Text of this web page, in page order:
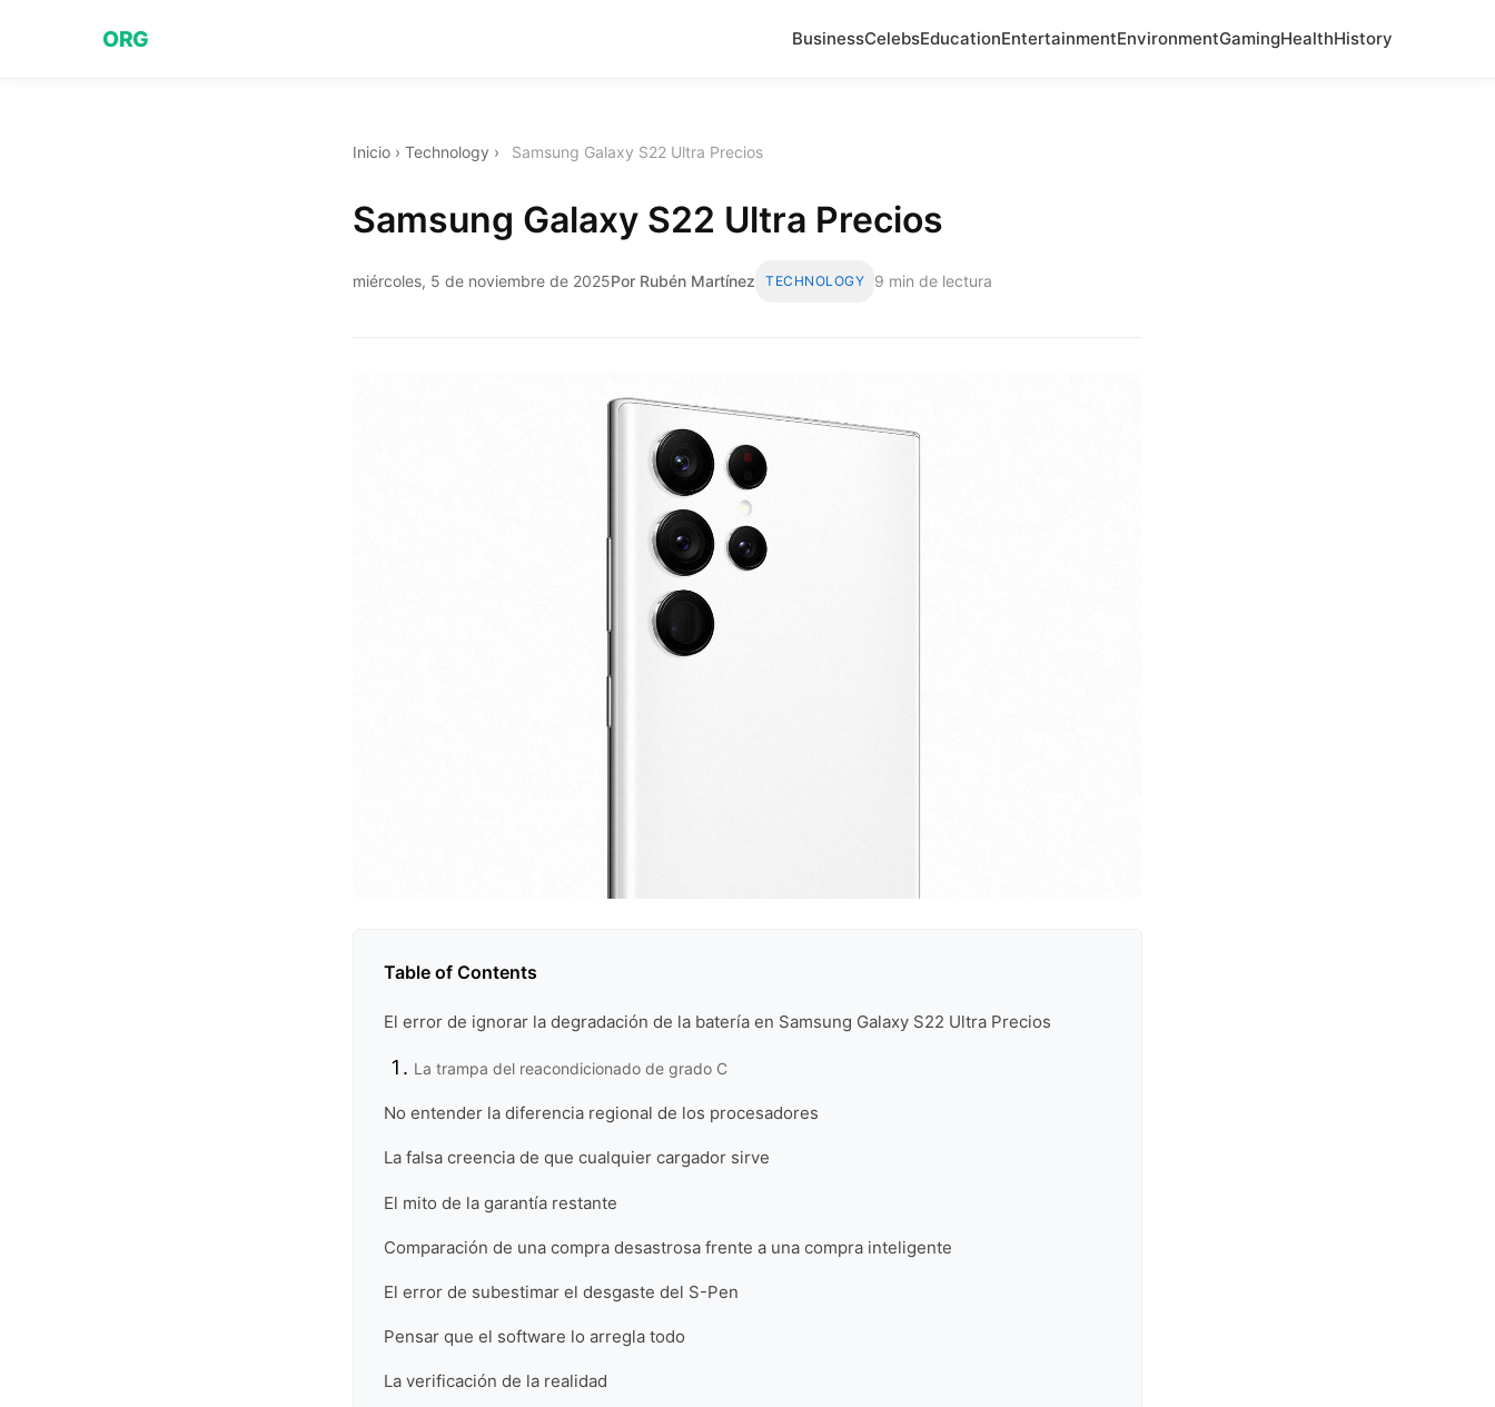
ORG BusinessCelebsEducationEntertainmentEnvironmentGamingHealthHistory
Inicio › Technology › Samsung Galaxy S22 Ultra Precios
Samsung Galaxy S22 Ultra Precios
miércoles, 5 de noviembre de 2025Por Rubén Martínez TECHNOLOGY 9 min de lectura
Table of Contents
El error de ignorar la degradación de la batería en Samsung Galaxy S22 Ultra Precios
La trampa del reacondicionado de grado C
No entender la diferencia regional de los procesadores
La falsa creencia de que cualquier cargador sirve
El mito de la garantía restante
Comparación de una compra desastrosa frente a una compra inteligente
El error de subestimar el desgaste del S-Pen
Pensar que el software lo arregla todo
La verificación de la realidad